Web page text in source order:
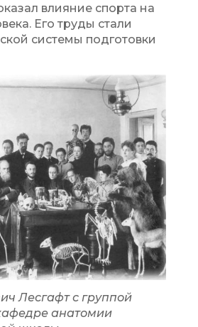
влияние спорта на
Его труды стали
системы подготовки
Лесгафт с группой
анатомии